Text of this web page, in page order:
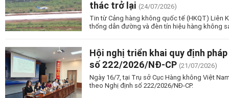
thác trở lại (24/07/2026)
Tin từ Cảng hàng không quốc tế (HKQT) Liên
thống dẫn đường và đèn tín hiệu hàng không
Hội nghị triển khai quy định
số 222/2026/NĐ-CP (21/07/2026)
Ngày 16/7, tại Trụ sở Cục Hàng không Việt
theo Nghị định số 222/2026/NĐ-CP.